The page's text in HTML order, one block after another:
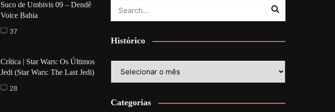
Suco de Umbivis 09 – Dendê
Voice Bahia
37
Crítica | Star Wars: Os Últimos
Jedi (Star Wars: The Last Jedi)
28
Histórico
Categorias